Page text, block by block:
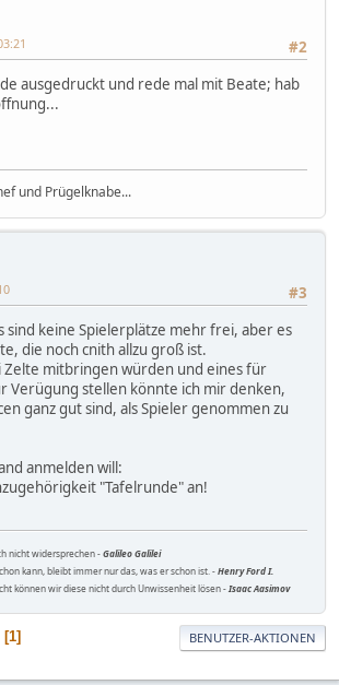
#2
ausgedruckt und rede mal mit Beate; hab
und Prügelknabe...
#3
sind keine Spielerplätze mehr frei, aber es
die noch cnith allzu groß ist.
Zelte mitbringen würden und eines für
Verügung stellen könnte ich mir denken,
ganz gut sind, als Spieler genommen zu
anmelden will:
"Tafelrunde" an!
nicht widersprechen -Galileo Galilei
kann, bleibt immer nur das, was er schon ist. -Henry Ford I.
können wir diese nicht durch Unwissenheit lösen -Isaac Aasimov
1 BENUTZER-AKTIONEN